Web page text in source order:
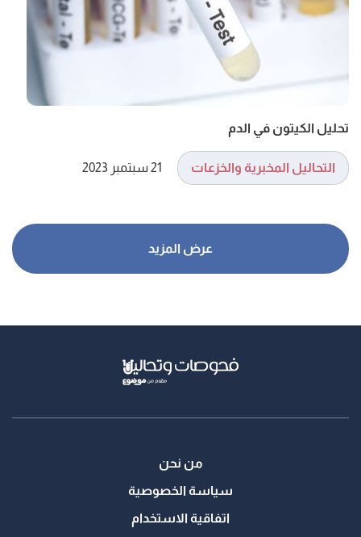
تحليل الكيتون في الدم
التحاليل المخبرية والخزعات 21 سبتمبر 2023
من نحن
سياسة الخصوصية
اتفاقية الاستخدام